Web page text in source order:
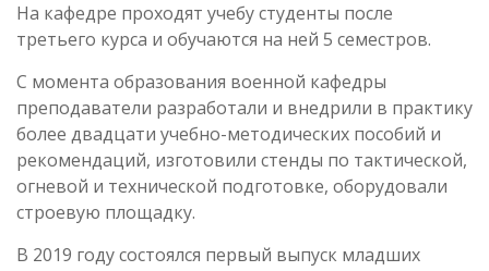
На кафедре проходят учебу студенты после
третьего курса и обучаются на ней 5 семестров.
С момента образования военной кафедры
преподаватели разработали и внедрили в практику
более двадцати учебно-методических пособий и
рекомендаций, изготовили стенды по тактической,
огневой и технической подготовке, оборудовали
строевую площадку.
В 2019 году состоялся первый выпуск младших